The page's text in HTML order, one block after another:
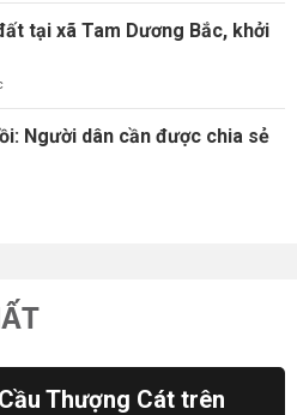
tại xã Tam Dương Bắc, khởi
Người dân cần được chia sẻ
Cầu Thượng Cát trên